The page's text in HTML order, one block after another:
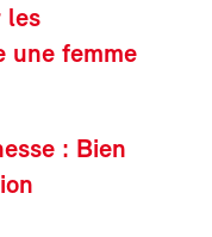
les
une femme
: Bien